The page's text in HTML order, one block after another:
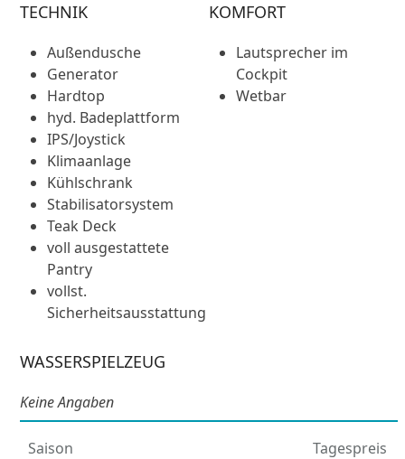
TECHNIK
Außendusche
Generator
Hardtop
hyd. Badeplattform
IPS/Joystick
Klimaanlage
Kühlschrank
Stabilisatorsystem
Teak Deck
voll ausgestattete
Pantry
vollst.
Sicherheitsausstattung
KOMFORT
Lautsprecher im
Cockpit
Wetbar
WASSERSPIELZEUG
Keine Angaben
Saison
Tagespreis